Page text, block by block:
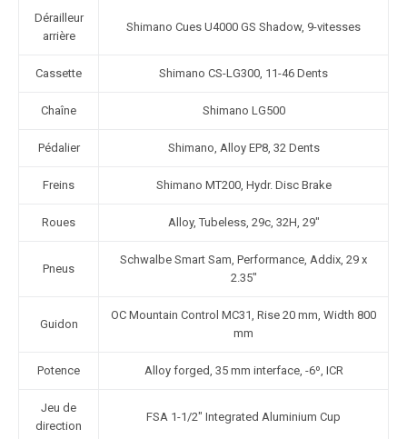
Dérailleur
arrière
Shimano Cues U4000 GS Shadow, 9-vitesses
Cassette Shimano CS-LG300, 11-46 Dents
Chaîne Shimano LG500
Pédalier Shimano, Alloy EP8, 32 Dents
Freins Shimano MT200, Hydr. Disc Brake
Roues Alloy, Tubeless, 29c, 32H, 29″
Pneus
Schwalbe Smart Sam, Performance, Addix, 29 x
2.35″
Guidon
OC Mountain Control MC31, Rise 20 mm, Width 800
mm
Potence Alloy forged, 35 mm interface, -6º, ICR
Jeu de
direction
FSA 1-1/2″ Integrated Aluminium Cup